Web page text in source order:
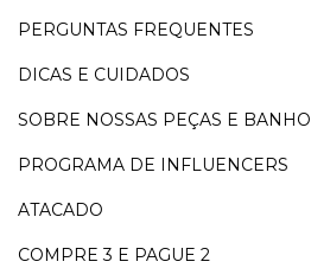
PERGUNTAS FREQUENTES
DICAS E CUIDADOS
SOBRE NOSSAS PEÇAS E BANHO
PROGRAMA DE INFLUENCERS
ATACADO
COMPRE 3 E PAGUE 2